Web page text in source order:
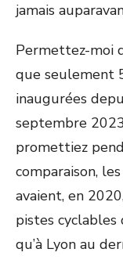
jamais
Permettez-moi
que seulement
inaugurées
septembre
promettiez
comparaison,
avaient, en
pistes
qu’à Lyon au